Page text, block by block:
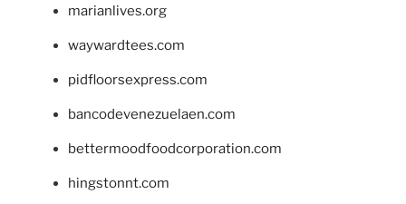
marianlives.org
waywardtees.com
pidfloorsexpress.com
bancodevenezuelaen.com
bettermoodfoodcorporation.com
hingstonnt.com